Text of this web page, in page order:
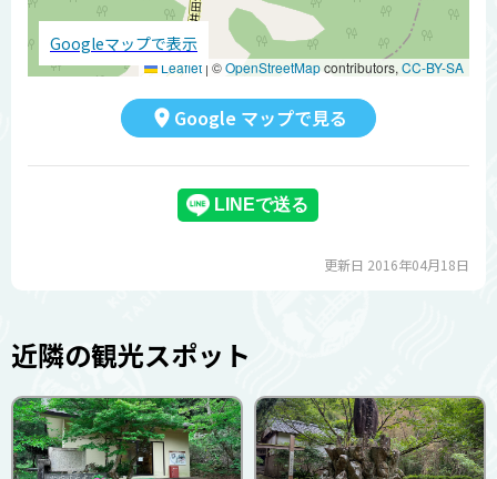
Leaflet | ©OpenStreetMapcontributors, CC-BY-SA
Googleマップで表示
Google マップで見る
更新日 2016年04月18日
近隣の観光スポット